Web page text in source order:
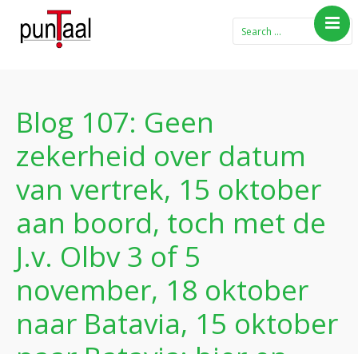
theemeubel
Boeken
Verhalen
Gedichten
Contact
Blog 107: Geen
zekerheid over datum
van vertrek, 15 oktober
aan boord, toch met de
J.v. Olbv 3 of 5
november, 18 oktober
naar Batavia, 15 oktober